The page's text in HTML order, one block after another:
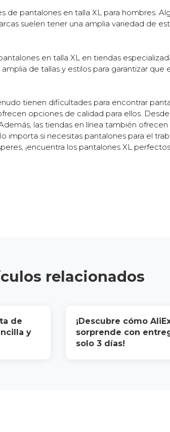
pantalones en talla XL para hombres.
suelen tener una amplia variedad de
en talla XL en tiendas
de tallas y estilos para garantizar
tienen dificultades para encontrar
opciones de calidad para ellos.
las tiendas en línea también
importa si necesitas pantalones para el
¡encuentra los pantalones XL
relacionados
de
y
¡Descubre cómo
sorprende con
solo 3 días!